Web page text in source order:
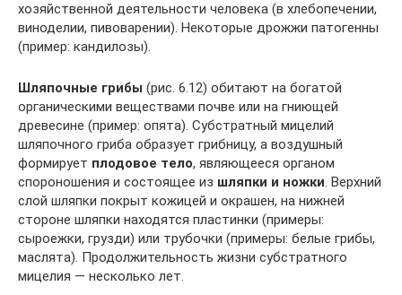
хозяйственной деятельности человека (в хлебопечении,
виноделии, пивоварении). Некоторые дрожжи патогенны
(пример: кандилозы).
Шляпочные грибы (рис. 6.12) обитают на богатой
органическими веществами почве или на гниющей
древесине (пример: опята). Субстратный мицелий
шляпочного гриба образует грибницу, а воздушный
формирует плодовое тело, являющееся органом
спороношения и состоящее из шляпки и ножки. Верхний
слой шляпки покрыт кожицей и окрашен, на нижней
стороне шляпки находятся пластинки (примеры:
сыроежки, грузди) или трубочки (примеры: белые грибы,
маслята). Продолжительность жизни субстратного
мицелия — несколько лет.